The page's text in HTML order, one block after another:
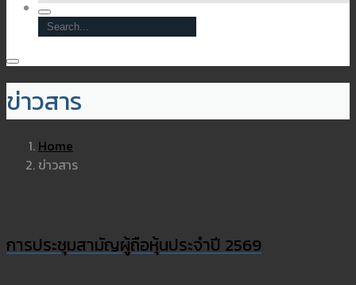
ข่าวสาร
Home
ข่าวสาร
การประชุมสามัญผู้ถือหุ้นประจำปี 2569